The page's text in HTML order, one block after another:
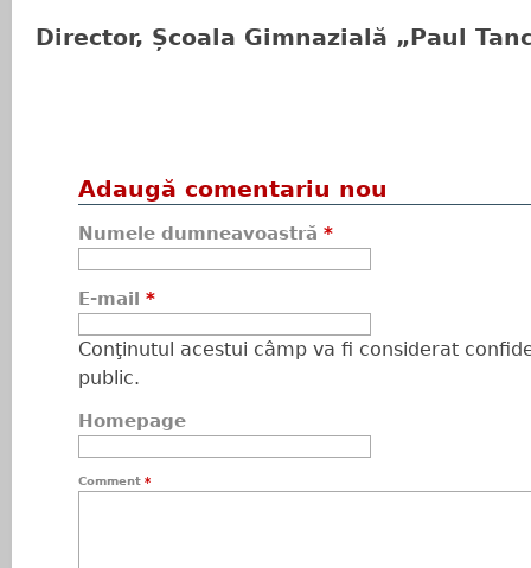
Director, Școala Gimnazială „Paul
Adaugă comentariu nou
Numele dumneavoastră *
E-mail *
Conţinutul acestui câmp va fi considerat
public.
Homepage
Comment *